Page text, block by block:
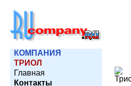
КОМПАНИЯ
ТРИОЛ
Главная
Контакты